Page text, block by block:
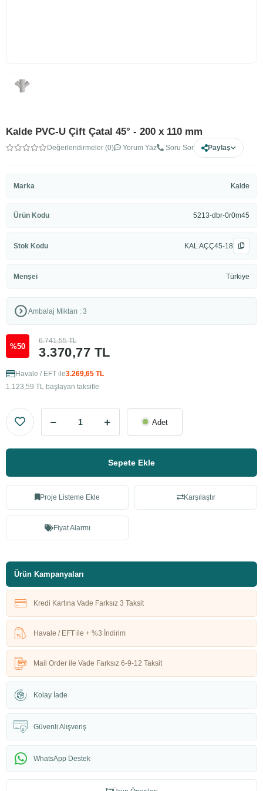
Kalde PVC-U Çift Çatal 45° - 200 x 110 mm
Değerlendirmeler (0) Yorum Yaz Soru Sor Paylaş
Marka Kalde
Ürün Kodu 5213-dbr-0r0m45
Stok Kodu KAL AÇÇ45-18
Menşei Türkiye
Ambalaj Miktarı : 3
%50 3.370,77 TL
6.741,55 TL
Havale / EFT ile3.269,65 TL
1.123,59 TL başlayan taksitle
Adet
Sepete Ekle
Proje Listeme Ekle Karşılaştır
Fiyat Alarmı
Ürün Kampanyaları
Kredi Kartına Vade Farksız 3 Taksit
Havale / EFT ile + %3 İndirim
Mail Order ile Vade Farksız 6-9-12 Taksit
Kolay İade
Güvenli Alışveriş
WhatsApp Destek